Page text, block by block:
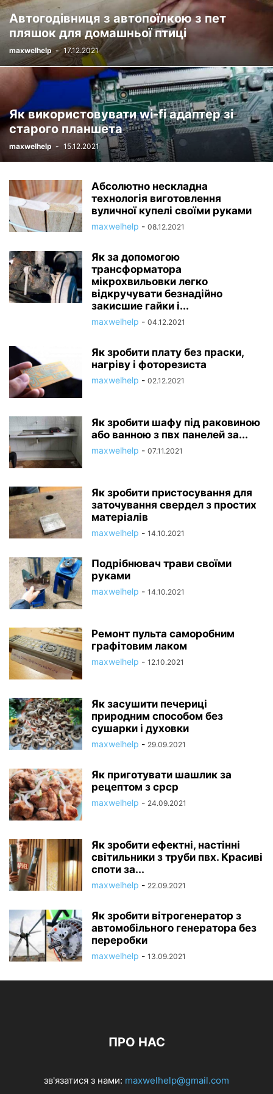
СПЕЦ / ПРИСПОСОБЛЕНИЯ / МЕТАЛЛ СПЕЦ / УСИЛИТЕЛИ
СТАТЬИ И ОБЗОРЫ СТОЛЯРКА СТРОИТЕЛЬСТВО
ТЕПЛИЦЫ И ПАРНИКИ ЯБЛОНИ
Автогодівниця з автопоїлкою з пет
пляшок для домашньої птиці
maxwelhelp - 17.12.2021
Як використовувати wi-fi адаптер зі
старого планшета
maxwelhelp - 15.12.2021
Абсолютно нескладна
технологія виготовлення
вуличної купелі своїми руками
maxwelhelp - 08.12.2021
Як за допомогою
трансформатора
мікрохвильовки легко
відкручувати безнадійно
закисшие гайки і...
maxwelhelp - 04.12.2021
Як зробити плату без праски,
нагріву і фоторезиста
maxwelhelp - 02.12.2021
Як зробити шафу під раковиною
або ванною з пвх панелей за...
maxwelhelp - 07.11.2021
Як зробити пристосування для
заточування свердел з простих
матеріалів
maxwelhelp - 14.10.2021
Подрібнювач трави своїми
руками
maxwelhelp - 14.10.2021
Ремонт пульта саморобним
графітовим лаком
maxwelhelp - 12.10.2021
Як засушити печериці
природним способом без
сушарки і духовки
maxwelhelp - 29.09.2021
Як приготувати шашлик за
рецептом з срср
maxwelhelp - 24.09.2021
Як зробити ефектні, настінні
світильники з труби пвх. Красиві
споти за...
maxwelhelp - 22.09.2021
Як зробити вітрогенератор з
автомобільного генератора без
переробки
maxwelhelp - 13.09.2021
ПРО НАС
зв'язатися з нами: maxwelhelp@gmail.com